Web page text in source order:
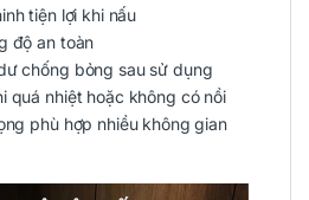
tiện lợi khi nấu
độ an toàn
chống bỏng sau sử dụng
quá nhiệt hoặc không có nồi
phù hợp nhiều không gian